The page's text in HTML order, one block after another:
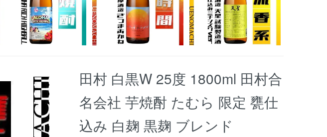
田村 白黒W 25度 1800ml 田村合
名会社 芋焼酎 たむら 限定 甕仕
込み 白麹 黒麹 ブレンド